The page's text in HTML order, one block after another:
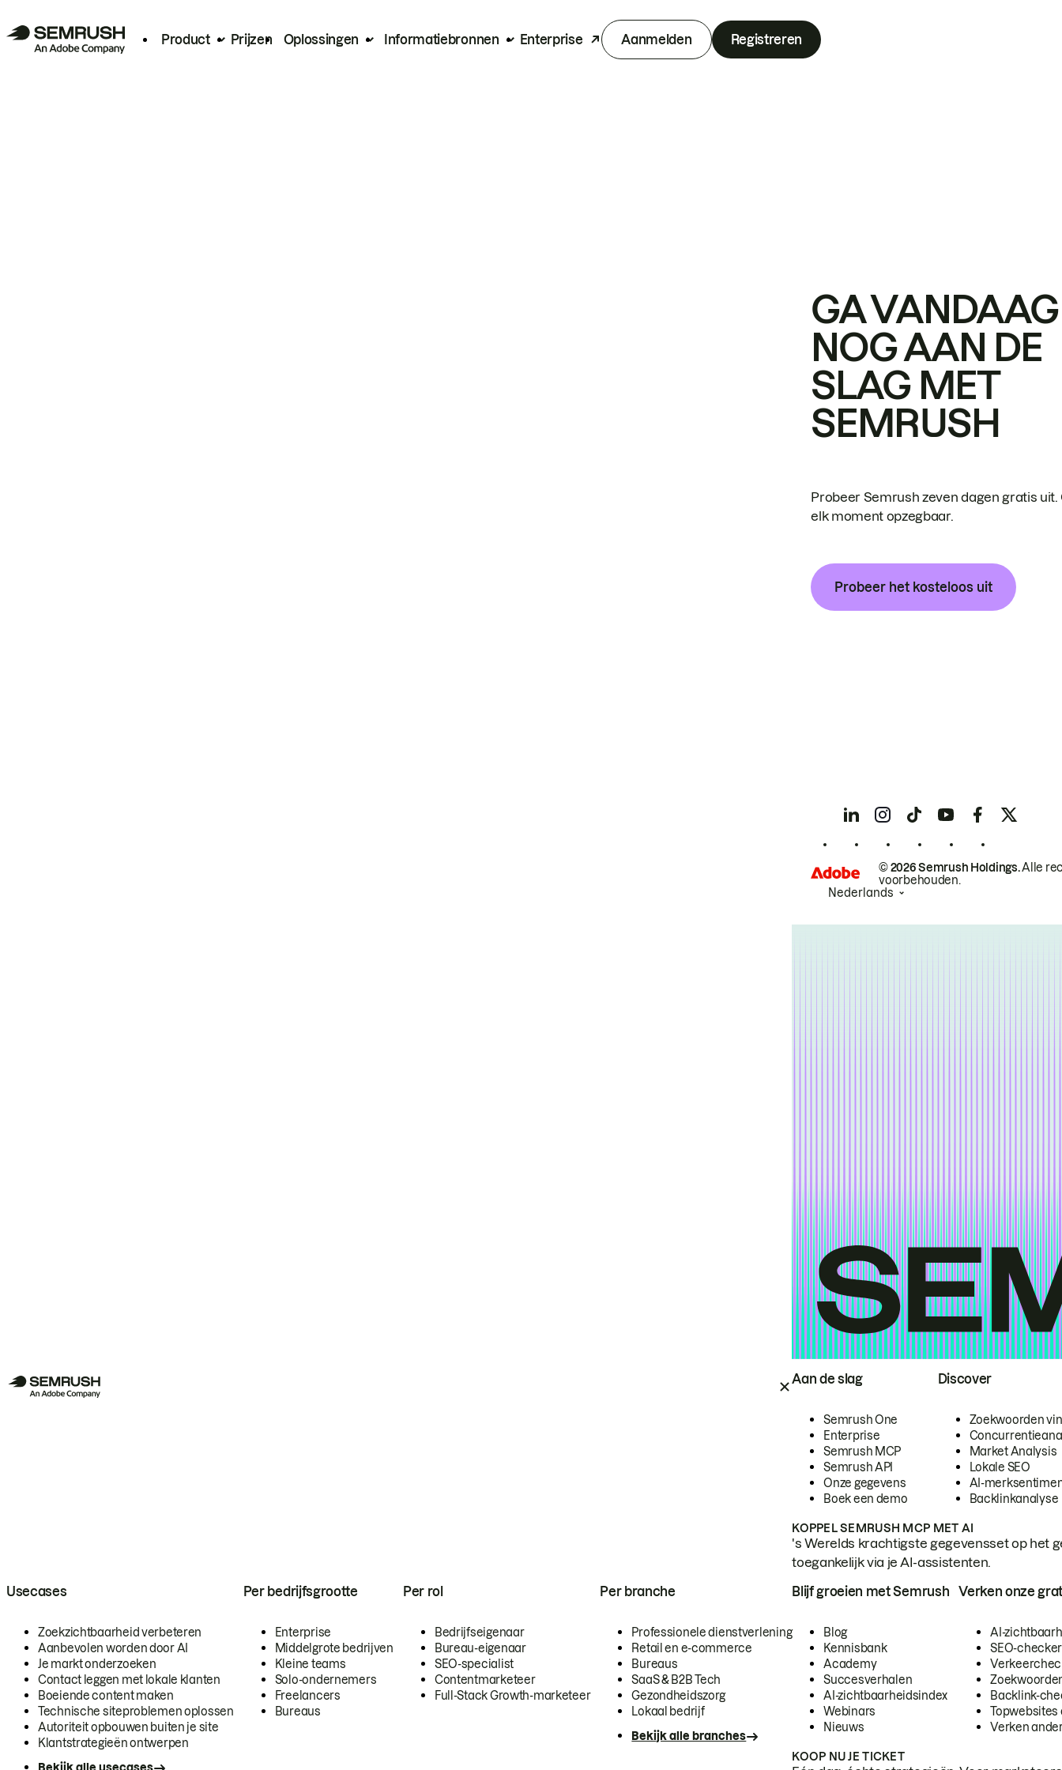
Product Prijzen Oplossingen Informatiebronnen Enterprise Aanmelden Registreren
Aan de slag
Semrush One
Enterprise
Semrush MCP
Semrush API
Onze gegevens
Boek een demo
Discover
Zoekwoorden
Market Analysis
Lokale SEO
AI-
Backlinkanalyse
KOPPEL SEMRUSH MCP MET AI
's Werelds krachtigste gegevensset op het
toegankelijk via je AI-assistenten.
Usecases
Zoekzichtbaarheid verbeteren
Aanbevolen worden door AI
Je markt onderzoeken
Contact leggen met lokale klanten
Boeiende content maken
Technische siteproblemen oplossen
Autoriteit opbouwen buiten je site
Klantstrategieën ontwerpen
Per bedrijfsgrootte
Enterprise
Middelgrote bedrijven
Kleine teams
Solo-ondernemers
Freelancers
Bureaus
Per rol
Bedrijfseigenaar
Bureau-eigenaar
SEO-specialist
Contentmarketeer
Full-Stack Growth-marketeer
Per branche
Professionele dienstverlening
Retail en e-commerce
Bureaus
SaaS & B2B Tech
Gezondheidszorg
Lokaal bedrijf
Bekijk alle branches
Blijf groeien met Semrush
Blog
Kennisbank
Academy
Succesverhalen
AI-zichtbaarheidsindex
Webinars
Nieuws
Verken onze
AI-
SEO-checker
Backlink-
Topwebsites
Verken
KOOP NU JE TICKET
GA VANDAAG
NOG AAN DE
SLAG MET
SEMRUSH
Probeer Semrush zeven dagen gratis uit.
elk moment opzegbaar.
Probeer het kosteloos uit
© 2026 Semrush Holdings.Alle
voorbehouden.
Nederlands